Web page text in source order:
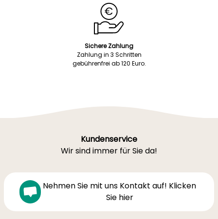
Sichere Zahlung
Zahlung in 3 Schritten
gebührenfrei ab 120 Euro.
Kundenservice
Wir sind immer für Sie da!
Nehmen Sie mit uns Kontakt auf! Klicken
Sie hier